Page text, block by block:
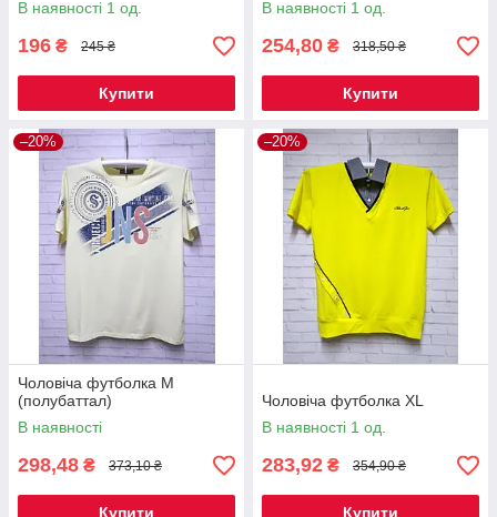
В наявності 1 од.
196 ₴ 245 ₴
Купити
В наявності 1 од.
254,80 ₴ 318,50 ₴
Купити
–20%
Чоловіча футболка М
(полубаттал)
В наявності
298,48 ₴ 373,10 ₴
Купити
–20%
Чоловіча футболка XL
В наявності 1 од.
283,92 ₴ 354,90 ₴
Купити